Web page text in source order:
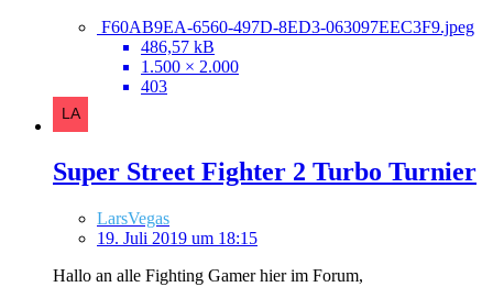
F60AB9EA-6560-497D-8ED3-063097EEC3F9.jpeg
486,57 kB
1.500 × 2.000
403
Super Street Fighter 2 Turbo Turnier
LarsVegas
19. Juli 2019 um 18:15
Hallo an alle Fighting Gamer hier im Forum,